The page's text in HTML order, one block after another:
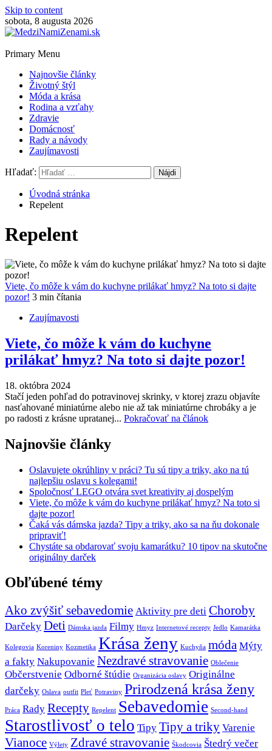
Skip to content
sobota, 8 augusta 2026
Primary Menu
Najnovšie články
Životný štýl
Móda a krása
Rodina a vzťahy
Zdravie
Domácnosť
Rady a návody
Zaujímavosti
Hľadať:
Úvodná stránka
Repelent
Repelent
Viete, čo môže k vám do kuchyne prilákať hmyz? Na toto si dajte
pozor! 3 min čítania
Zaujímavosti
Viete, čo môže k vám do kuchyne
prilákať hmyz? Na toto si dajte pozor!
18. októbra 2024
Stačí jeden pohľad do potravinovej skrinky, v ktorej zrazu objavíte
nasťahované miniatúrne alebo nie až tak miniatúrne chrobáky a je
po radosti z krásne upratanej... Pokračovať na článok
Najnovšie články
Oslavujete okrúhliny v práci? Tu sú tipy a triky, ako na tú
najlepšiu oslavu s kolegami!
Spoločnosť LEGO otvára svet kreativity aj dospelým
Viete, čo môže k vám do kuchyne prilákať hmyz? Na toto si
dajte pozor!
Čaká vás dámska jazda? Tipy a triky, ako sa na ňu dokonale
pripraviť!
Chystáte sa obdarovať svoju kamarátku? 10 tipov na skutočne
originálny darček
Obľúbené témy
Ako zvýšiť sebavedomie Aktivity pre deti Choroby
Darčeky Deti Dámska jazda Filmy Hmyz Internetové recepty Jedlo Kamarátka
Kolegovia Koreniny Kozmetika Krása ženy Kuchyňa móda Mýty
a fakty Nakupovanie Nezdravé stravovanie Oblečenie
Občerstvenie Odborné štúdie Organizácia oslavy Originálne
darčeky Oslava outfit Pleť Potraviny Prirodzená krása ženy
Práca Rady Recepty Repelent Sebavedomie Second-hand
Starostlivosť o telo Tipy Tipy a triky Varenie
Vianoce Výlety Zdravé stravovanie Škodcovia Štedrý večer